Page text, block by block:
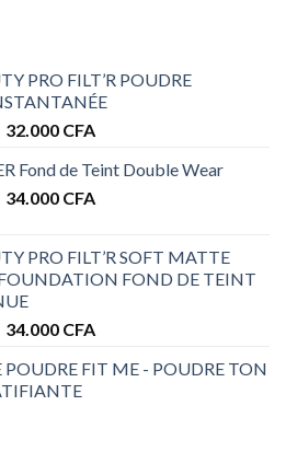
PRO FILT’R POUDRE
32.000 CFAPlage
prix :
28.000 CFA
Fond de Teint Double Wear
34.000 CFAPlage
28.000 CFA
à
PRO FILT’R SOFT MATTE
FOND DE TEINT
34.000 CFAPlage
prix :
FIT ME - POUDRE TON